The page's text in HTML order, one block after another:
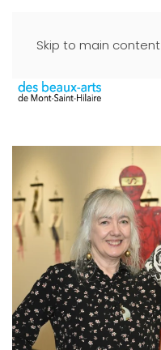
Skip to main content